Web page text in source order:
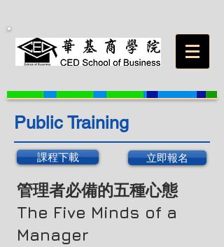
Public Training
課程下載 立即報名
管理者必備的五種心態
The Five Minds of a
Manager